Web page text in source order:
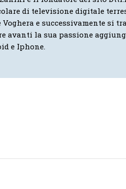
di televisione digitale
Voghera e successivamente si
avanti la sua passione
e Iphone.